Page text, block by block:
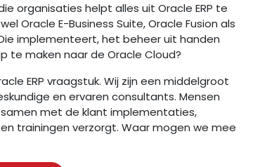
organisaties helpt alles uit Oracle ERP te
Oracle E-Business Suite, Oracle Fusion als
implementeert, het beheer uit handen
te maken naar de Oracle Cloud?
ERP vraagstuk. Wij zijn een middelgroot
en ervaren consultants. Mensen
samen met de klant implementaties,
trainingen verzorgt. Waar mogen we mee